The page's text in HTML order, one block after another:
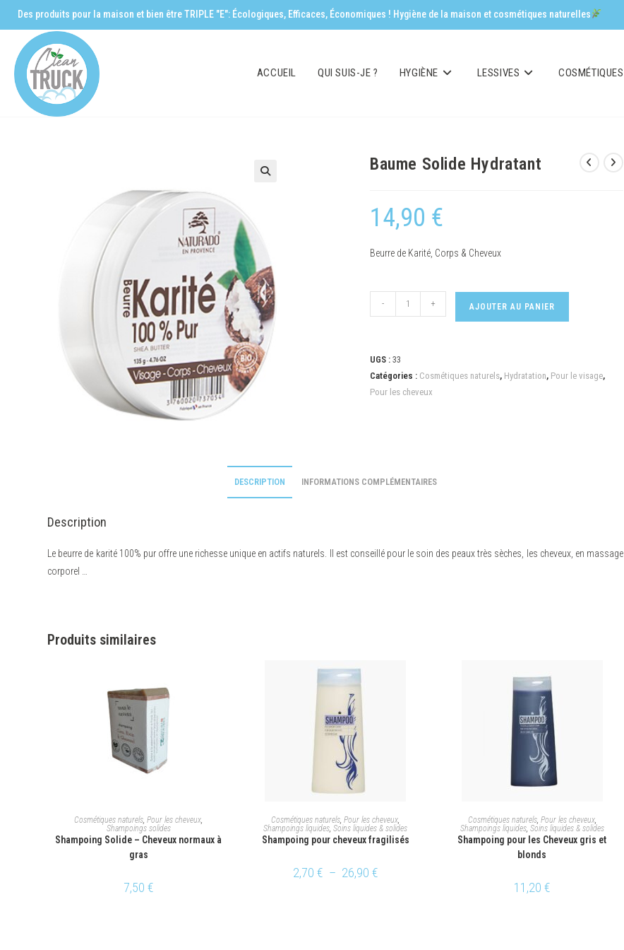
Des produits pour la maison et bien être TRIPLE "E": Écologiques, Efficaces, Économiques ! Hygiène de la maison et cosmétiques naturelles
ACCUEIL QUI SUIS-JE ? HYGIÈNE LESSIVES COSMÉTIQUES
Baume Solide Hydratant
14,90 €
Beurre de Karité, Corps & Cheveux
- + AJOUTER AU PANIER
UGS : 33
Catégories : Cosmétiques naturels, Hydratation, Pour le visage,
Pour les cheveux
DESCRIPTION INFORMATIONS COMPLÉMENTAIRES
Description
Le beurre de karité 100% pur offre une richesse unique en actifs naturels. Il est conseillé pour le soin des peaux très sèches, les cheveux, en massage
corporel …
Produits similaires
AJOUTER AU PANIER
Cosmétiques naturels ,Pour les cheveux
Shampoings solides
Shampoing Solide – Cheveux normaux à
gras
7,50 €
CHOIX DES OPTIONS
Cosmétiques naturels Pour les cheveux
Shampoings liquides Soins liquides & solides
Shampoing pour cheveux fragilisés
2,70 € – 26,90 €
AJOUTER AU PANIER
Cosmétiques naturels, Pour les cheveux,
Shampoings liquides, Soins liquides & solides
Shampoing pour les Cheveux gris et
blonds
11,20 €